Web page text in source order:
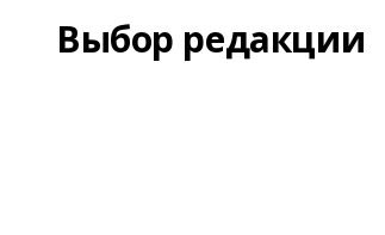
Выбор редакции